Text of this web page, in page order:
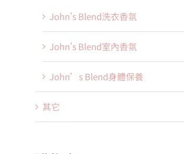
John's Blend洗衣香氛
John's Blend室內香氛
John’s Blend身體保養
其它